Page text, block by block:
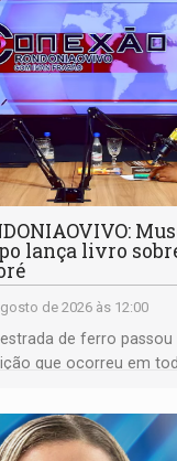
lança livro
de 2026 às 12:00
de ferro
que ocorreu em